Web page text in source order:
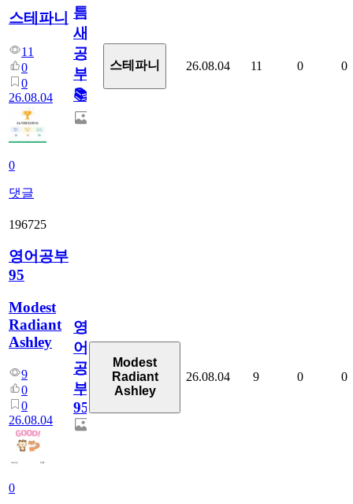
스테파니
11
0
0
26.08.04
0
댓글
틈
새
공
부!
📚
스테파니 26.08.04 11 0 0
196725
영어공부
95
Modest
Radiant
Ashley
9
0
0
26.08.04
0
영
어
공
부
95
Modest
Radiant
Ashley
26.08.04 9 0 0